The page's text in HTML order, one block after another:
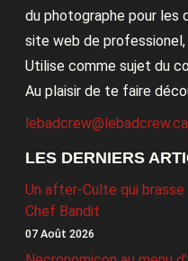
du photographe pour les
site web de professionel,
Utilise comme sujet du
Au plaisir de te faire
lebadcrew@lebadcrew.ca
LES DERNIERS
Un after-Culte qui
Chef Bandit
07 Août 2026